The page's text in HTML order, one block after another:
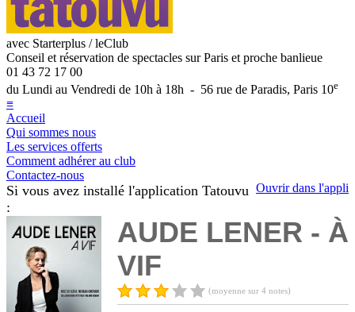
avec Starterplus / leClub
Conseil et réservation de spectacles sur Paris et proche banlieue
01 43 72 17 00
du Lundi au Vendredi de 10h à 18h - 56 rue de Paradis, Paris 10e
≡
Accueil
Qui sommes nous
Les services offerts
Comment adhérer au club
Contactez-nous
Ouvrir dans l'appli
Si vous avez installé l'application Tatouvu
:
AUDE LENER - À
VIF
(moyenne sur 4 notes)